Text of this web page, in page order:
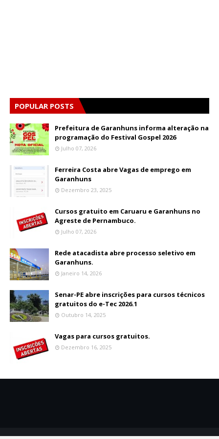
POPULAR POSTS
Prefeitura de Garanhuns informa alteração na
programação do Festival Gospel 2026
Julho 07, 2026
Ferreira Costa abre Vagas de emprego em
Garanhuns
Dezembro 23, 2025
Cursos gratuito em Caruaru e Garanhuns no
Agreste de Pernambuco.
Julho 07, 2026
Rede atacadista abre processo seletivo em
Garanhuns.
Janeiro 14, 2026
Senar-PE abre inscrições para cursos técnicos
gratuitos do e-Tec 2026.1
Outubro 14, 2025
Vagas para cursos gratuitos.
Dezembro 16, 2025